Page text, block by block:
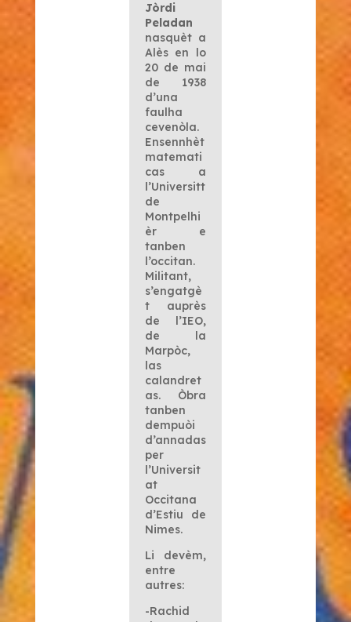
Jòrdi
Peladan
nasquèt a
Alès en lo
20 de mai
de 1938
d’una
faulha
cevenòla.
Ensennhèt
matemati
cas a
l’Universitt
de
Montpelhi
èr e
tanben
l’occitan.
Militant,
s’engatgè
t auprès
de l’IEO,
de la
Marpòc,
las
calandret
as. Òbra
tanben
dempuòi
d’annadas
per
l’Universit
at
Occitana
d’Estiu de
Nimes.
Li devèm,
entre
autres:
-Rachid